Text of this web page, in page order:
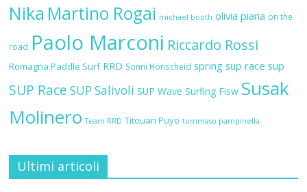
Nika Martino Rogai michael booth olivia piana on the
road Paolo Marconi Riccardo Rossi
Romagna Paddle Surf RRD Sonni Hönscheid spring sup race sup
SUP Race SUP Salivoli SUP Wave Surfing Fisw Susak
Molinero Team RRD Titouan Puyo tommaso pampinella
Ultimi articoli